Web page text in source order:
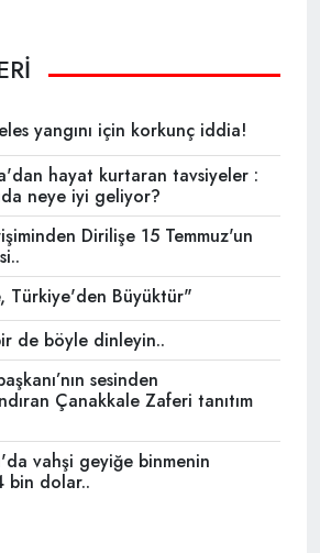
yangını için korkunç iddia!
hayat kurtaran tavsiyeler :
neye iyi geliyor?
Dirilişe 15 Temmuz'un
Türkiye'den Büyüktür"
de böyle dinleyin..
sesinden
Çanakkale Zaferi tanıtım
vahşi geyiğe binmenin
bin dolar..